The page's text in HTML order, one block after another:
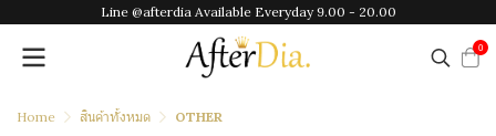
Line @afterdia Available Everyday 9.00 - 20.00
0
Home สินค้าทั้งหมด OTHER